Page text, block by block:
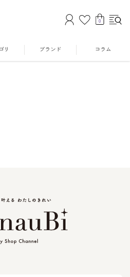
0
リ ブランド コラム